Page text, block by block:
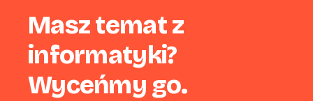
Masz temat z
informatyki?
Wyceńmy go.